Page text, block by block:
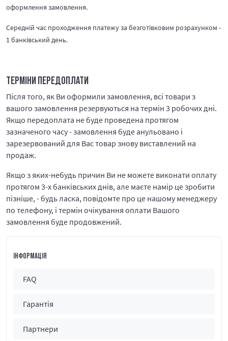
оформлення замовлення.
Середній час проходження платежу за безготівковим розрахунком -
1 банківський день.
ТЕРМІНИ ПЕРЕДОПЛАТИ
Після того, як Ви оформили замовлення, всі товари з
вашого замовлення резервуються на термін 3 робочих дні.
Якщо передоплата не буде проведена протягом
зазначеного часу - замовлення буде анульовано і
зарезервований для Вас товар знову виставлений на
продаж.
Якщо з яких-небудь причин Ви не можете виконати оплату
протягом 3-х банківських днів, але маєте намір це зробити
пізніше, - будь ласка, повідомте про це нашому менеджеру
по телефону, і термін очікування оплати Вашого
замовлення буде продовжений.
ІНФОРМАЦІЯ
FAQ
Гарантія
Партнери